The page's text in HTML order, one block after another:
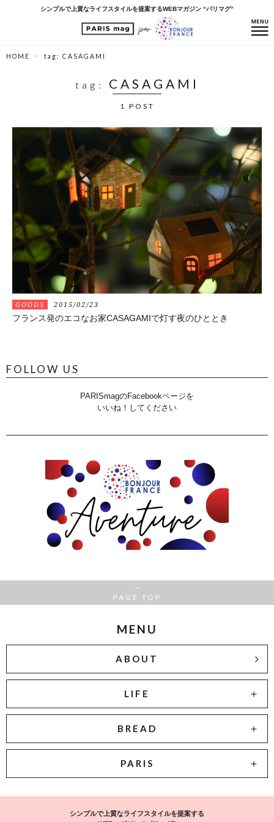
シンプルで上質なライフスタイルを提案するWEBマガジン “パリマグ”
HOME tag: CASAGAMI
tag: CASAGAMI
1 POST
GOODS 2015/02/23
フランス発のエコなお家CASAGAMIで灯す夜のひととき
FOLLOW US
PARISmagのFacebookページを
いいね！してください
PAGE TOP
MENU
ABOUT
LIFE
BREAD
PARIS
シンプルで上質なライフスタイルを提案する